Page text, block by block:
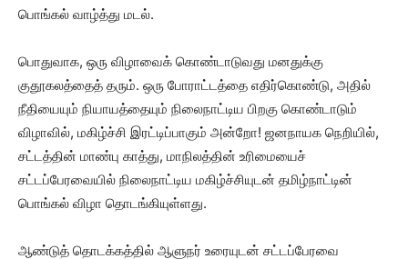
பொங்கல் வாழ்த்து மடல்.
பொதுவாக, ஒரு விழாவைக் கொண்டாடுவது மனதுக்கு
குதூகலத்தைத் தரும். ஒரு போராட்டத்தை எதிர்கொண்டு, அதில்
நீதியையும் நியாயத்தையும் நிலைநாட்டிய பிறகு கொண்டாடும்
விழாவில், மகிழ்ச்சி இரட்டிப்பாகும் அன்றோ! ஜனநாயக நெறியில்,
சட்டத்தின் மாண்பு காத்து, மாநிலத்தின் உரிமையைச்
சட்டப்பேரவையில் நிலைநாட்டிய மகிழ்ச்சியுடன் தமிழ்நாட்டின்
பொங்கல் விழா தொடங்கியுள்ளது.
ஆண்டுத் தொடக்கத்தில் ஆளுநர் உரையுடன் சட்டப்பேரவை